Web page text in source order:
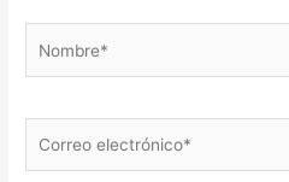
electrónico*